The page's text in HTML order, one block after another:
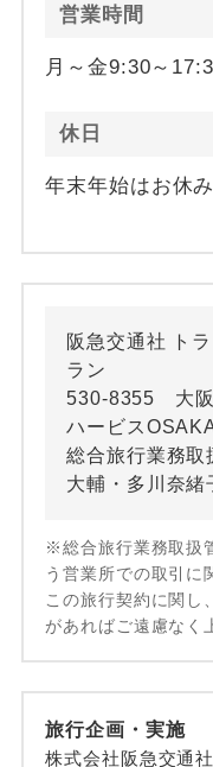
営業時間
月～金9:30～
休日
年末年始はお休み
阪急交通社 ト
ラン
530-8355 大
ハービス
総合旅行業務取
大輔・多川奈緒
※総合旅行業務取扱
う営業所での取引に
この旅行契約に関し
があればご遠慮なく
旅行企画・実施
株式会社阪急交通社